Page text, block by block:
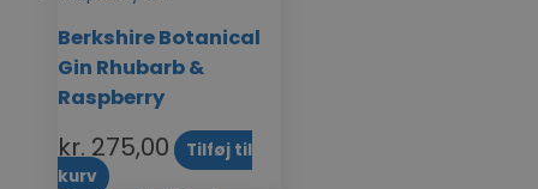
Berkshire Botanical
Gin Rhubarb &
Raspberry
kr. 275,00
Tilføj til
kurv